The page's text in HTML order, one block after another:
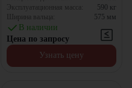
Эксплуатационная масса:
590 кг
Ширина вальца:
575 мм
В наличии
Цена по запросу
Узнать цену